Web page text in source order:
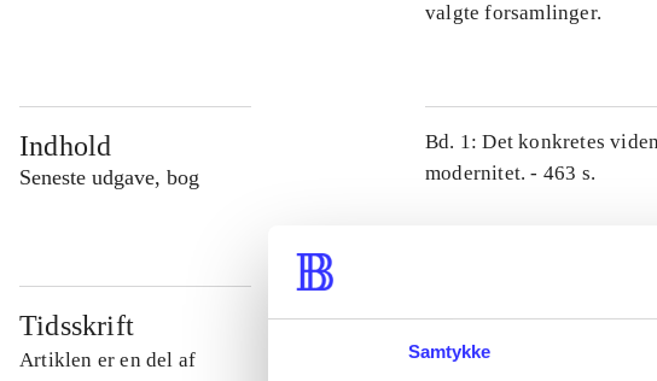
Samtykke
valgte forsamlinger.
Indhold
Seneste udgave, bog
Bd. 1: Det konkretes
modernitet. - 463 s.
Tidsskrift
Artiklen er en del af